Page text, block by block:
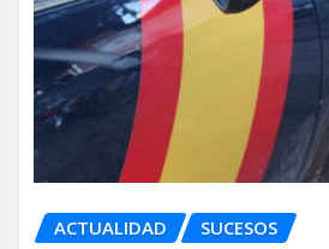
ACTUALIDAD SUCESOS